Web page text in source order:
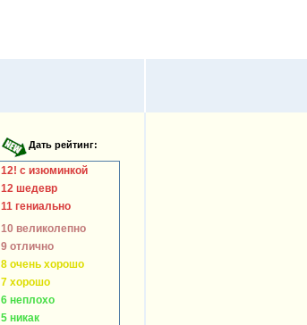
12! с изюминкой
12 шедевр
11 гениально
10 великолепно
9 отлично
8 очень хорошо
7 хорошо
6 неплохо
5 никак